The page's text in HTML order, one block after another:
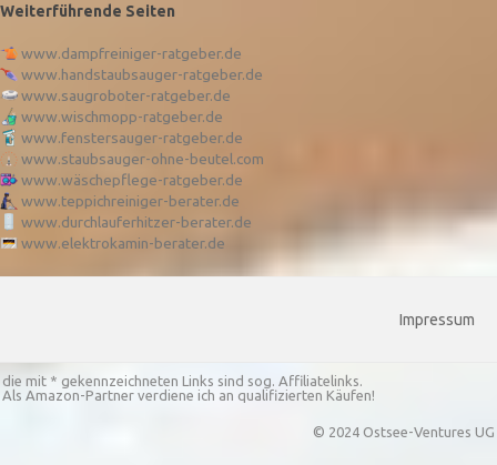
Weiterführende Seiten
www.dampfreiniger-ratgeber.de
www.handstaubsauger-ratgeber.de
www.saugroboter-ratgeber.de
www.wischmopp-ratgeber.de
www.fenstersauger-ratgeber.de
www.staubsauger-ohne-beutel.com
www.wäschepflege-ratgeber.de
www.teppichreiniger-berater.de
www.durchlauferhitzer-berater.de
www.elektrokamin-berater.de
Impressum
die mit * gekennzeichneten Links sind sog. Affiliatelinks.
Als Amazon-Partner verdiene ich an qualifizierten Käufen!
© 2024 Ostsee-Ventures UG